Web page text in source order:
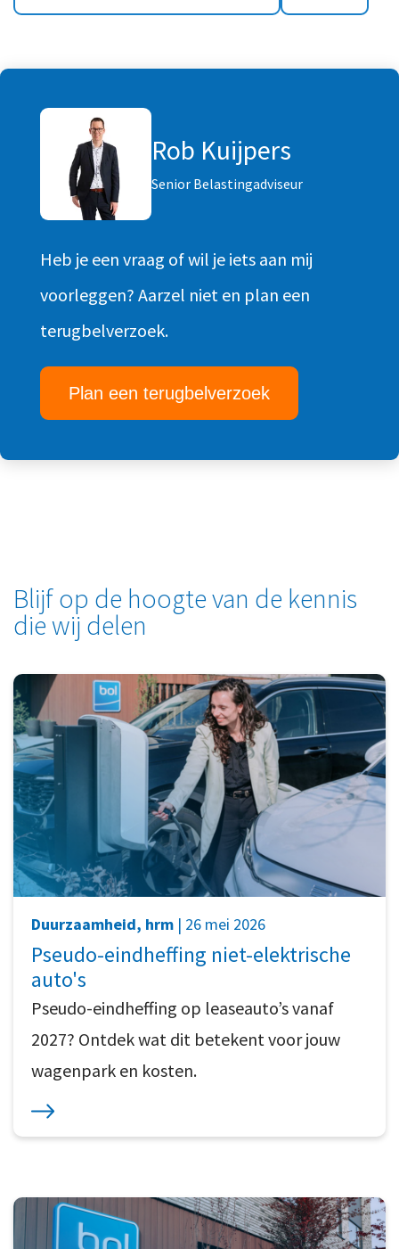
Rob Kuijpers
Senior Belastingadviseur
Heb je een vraag of wil je iets aan mij
voorleggen? Aarzel niet en plan een
terugbelverzoek.
Plan een terugbelverzoek
Blijf op de hoogte van de kennis
die wij delen
Duurzaamheid, hrm | 26 mei 2026
Pseudo-eindheffing niet-elektrische
auto's
Pseudo-eindheffing op leaseauto’s vanaf
2027? Ontdek wat dit betekent voor jouw
wagenpark en kosten.